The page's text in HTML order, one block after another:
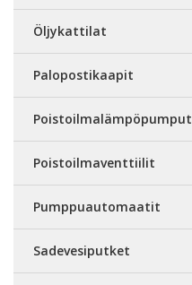
Öljykattilat
Palopostikaapit
Poistoilmalämpöpumput
Poistoilmaventtiilit
Pumppuautomaatit
Sadevesiputket